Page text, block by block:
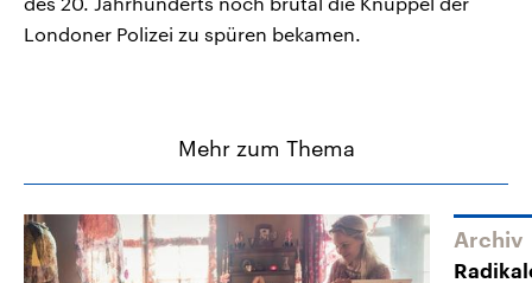
Londoner Polizei zu spüren bekamen.
Mehr zum Thema
Archiv